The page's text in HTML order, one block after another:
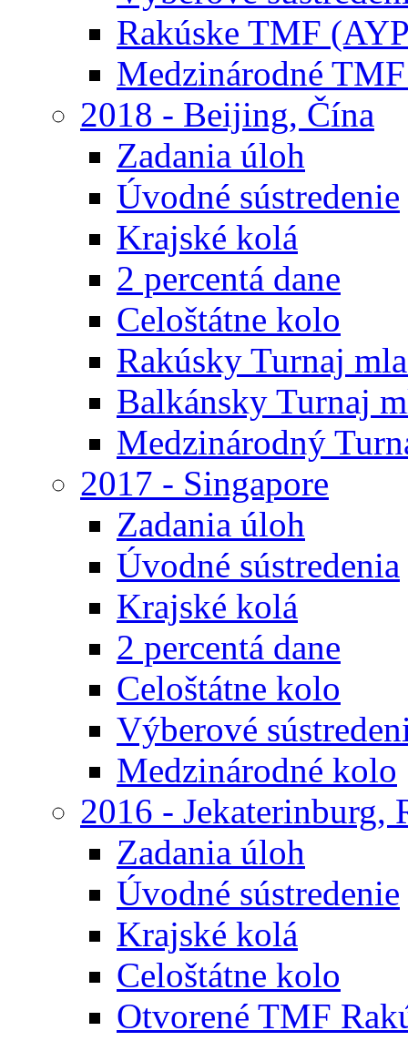
Rakúske TMF
Medzinárodné
2018 - Beijing, Čína
Zadania úloh
Úvodné sústredenie
Krajské kolá
2 percentá dane
Celoštátne kolo
Rakúsky Turnaj
Balkánsky Turnaj
Medzinárodný
2017 - Singapore
Zadania úloh
Úvodné sústredenia
Krajské kolá
2 percentá dane
Celoštátne kolo
Výberové
Medzinárodné kolo
2016 - Jekaterinburg,
Zadania úloh
Úvodné sústredenie
Krajské kolá
Celoštátne kolo
Otvorené TMF